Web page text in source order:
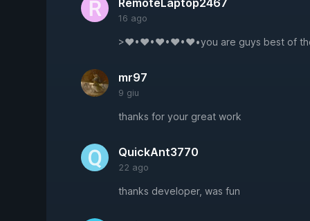
RemoteLaptop2467
16 ago
>♥•♥•♥•♥•♥•you are guys best of
mr97
9 giu
thanks for your great work
QuickAnt3770
22 ago
thanks developer, was fun